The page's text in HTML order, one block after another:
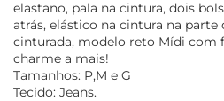
elastano, pala na cintura, dois
atrás, elástico na cintura na parte
cinturada, modelo reto Mídi com
charme a mais!
Tamanhos: P,M e G
Tecido: Jeans.